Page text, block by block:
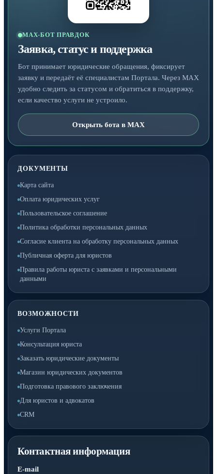
MAX-БОТ ПРАВДОК
Заявка, статус и поддержка
Бот принимает юридические обращения, фиксирует
заявку и передаёт её специалистам Портала. Через MAX
удобно следить за статусом и обратиться в поддержку,
если качество услуги не устроило.
Открыть бота в MAX
ДОКУМЕНТЫ
Карта сайта
Оплата юридических услуг
Пользовательское соглашение
Политика обработки персональных данных
Согласие клиента на обработку персональных данных
Публичная оферта для юристов
Правила работы юриста с заявками и персональными
данными
ВОЗМОЖНОСТИ
Услуги Портала
Консультация юриста
Заказать юридические документы
Магазин юридических документов
Подготовка правового заключения
Для юристов и адвокатов
CRM
Контактная информация
E-mail